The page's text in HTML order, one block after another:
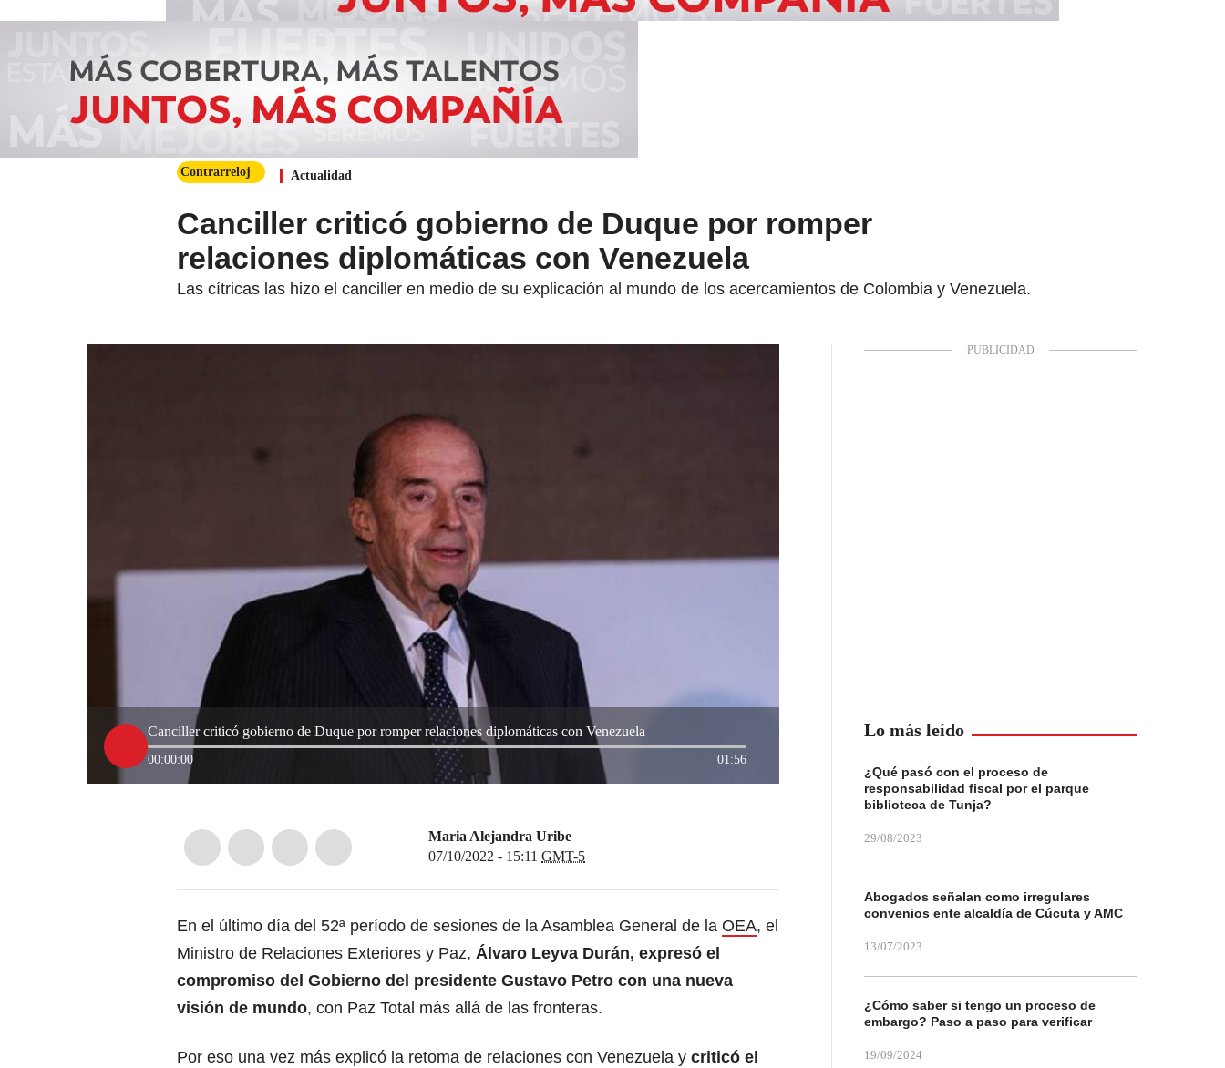
Contrarreloj Actualidad
Canciller criticó gobierno de Duque por romper
relaciones diplomáticas con Venezuela
Las cítricas las hizo el canciller en medio de su explicación al mundo de los acercamientos de Colombia y Venezuela.
Canciller criticó gobierno de Duque por romper relaciones diplomáticas con Venezuela
00:00:00 01:56
Maria Alejandra Uribe
07/10/2022 - 15:11 GMT-5
En el último día del 52ª período de sesiones de la Asamblea General de la OEA, el
Ministro de Relaciones Exteriores y Paz, Álvaro Leyva Durán, expresó el
compromiso del Gobierno del presidente Gustavo Petro con una nueva
visión de mundo, con Paz Total más allá de las fronteras.
Por eso una vez más explicó la retoma de relaciones con Venezuela y criticó el
Lo más leído
¿Qué pasó con el proceso de
responsabilidad fiscal por el parque
biblioteca de Tunja?
29/08/2023
Abogados señalan como irregulares
convenios ente alcaldía de Cúcuta y AMC
13/07/2023
¿Cómo saber si tengo un proceso de
embargo? Paso a paso para verificar
19/09/2024